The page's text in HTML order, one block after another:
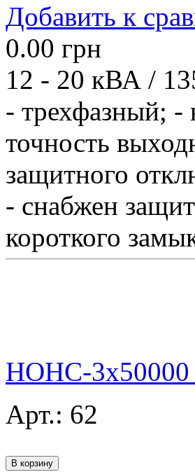
Добавить к
0.00 грн
12 - 20 кВА /
- трехфазный;
точность
защитного
- снабжен
короткого
НОНС-3x50000
Арт.: 62